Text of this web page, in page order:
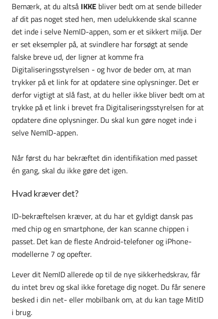
Bemærk, at du altså IKKE bliver bedt om at sende billeder
af dit pas noget sted hen, men udelukkende skal scanne
det inde i selve NemID-appen, som er et sikkert miljø. Der
er set eksempler på, at svindlere har forsøgt at sende
falske breve ud, der ligner at komme fra
Digitaliseringsstyrelsen - og hvor de beder om, at man
trykker på et link for at opdatere sine oplysninger. Det er
derfor vigtigt at slå fast, at du heller ikke bliver bedt om at
trykke på et link i brevet fra Digitaliseringsstyrelsen for at
opdatere dine oplysninger. Du skal kun gøre noget inde i
selve NemID-appen.
Når først du har bekræftet din identifikation med passet
én gang, skal du ikke gøre det igen.
Hvad kræver det?
ID-bekræftelsen kræver, at du har et gyldigt dansk pas
med chip og en smartphone, der kan scanne chippen i
passet. Det kan de fleste Android-telefoner og iPhone-
modellerne 7 og opefter.
Lever dit NemID allerede op til de nye sikkerhedskrav, får
du intet brev og skal ikke foretage dig noget. Du får senere
besked i din net- eller mobilbank om, at du kan tage MitID
i brug.